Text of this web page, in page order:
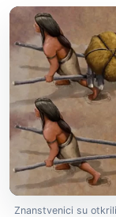
Znanstvenici su